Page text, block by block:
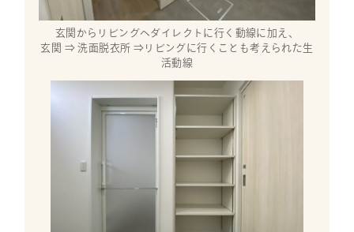
玄関からリビングへダイレクトに行く動線に加え、
玄関 ⇒ 洗面脱衣所 ⇒リビングに行くことも考えられた生
活動線